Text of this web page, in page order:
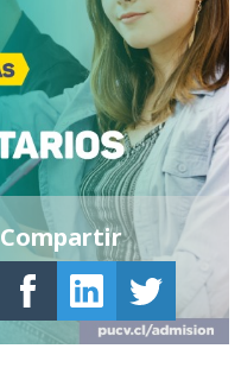
Compartir